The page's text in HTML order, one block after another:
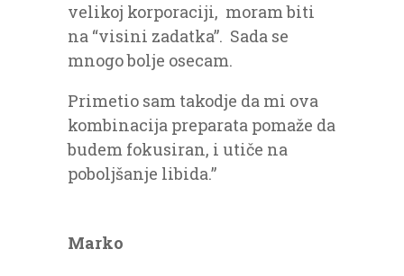
velikoj korporaciji, moram biti
na “visini zadatka”. Sada se
mnogo bolje osecam.
Primetio sam takodje da mi ova
kombinacija preparata pomaže da
budem fokusiran, i utiče na
poboljšanje libida.”
Marko